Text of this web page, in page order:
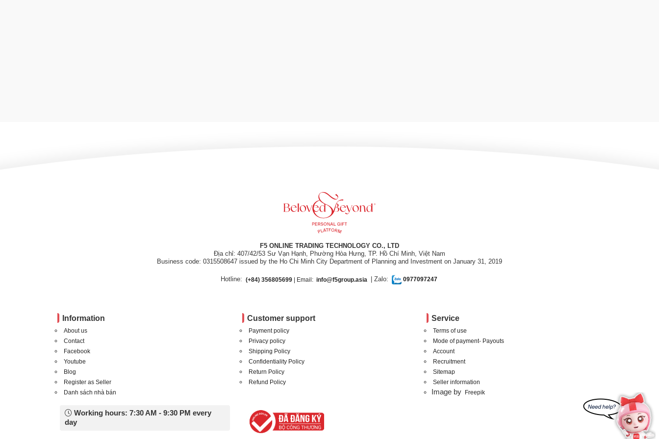
F5 ONLINE TRADING TECHNOLOGY CO., LTD
Địa chỉ: 407/42/53 Sư Vạn Hạnh, Phường Hòa Hưng, TP. Hồ Chí Minh, Việt Nam
Business code: 0315508647 issued by the Ho Chi Minh City Department of Planning and Investment on January 31, 2019
Hotline: (+84) 356805699| Email: info@f5group.asia | Zalo: 0977097247
Information
About us
Contact
Facebook
Youtube
Blog
Register as Seller
Danh sách nhà bán
Customer support
Payment policy
Privacy policy
Shipping Policy
Confidentiality Policy
Return Policy
Refund Policy
Service
Terms of use
Mode of payment- Payouts
Account
Recruitment
Sitemap
Seller information
Image by Freepik
Working hours: 7:30 AM - 9:30 PM every
day